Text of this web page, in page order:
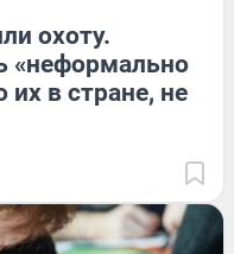
охоту.
«неформально
их в стране, не